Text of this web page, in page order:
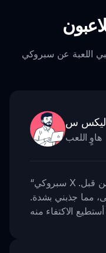
هاوٍ اللعب
“سبروكي X ميلوفوبيا يشبه أي شيء لعبته من قبل.
مما جذبني بشدة.